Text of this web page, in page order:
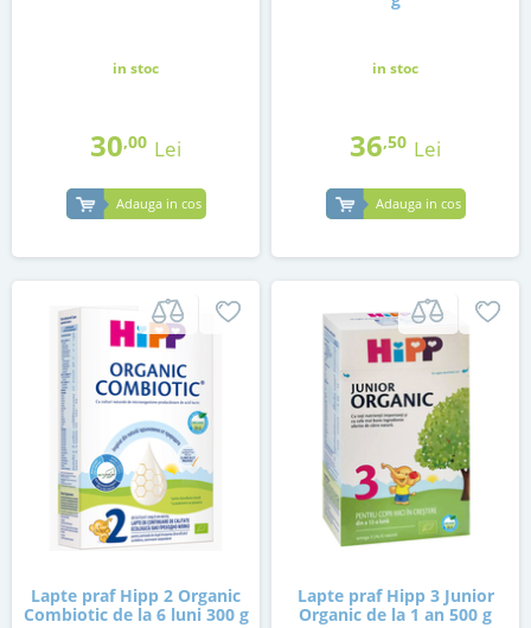
in stoc
30,00 Lei
Adauga in cos
in stoc
36,50 Lei
Adauga in cos
Lapte praf Hipp 2 Organic
Combiotic de la 6 luni 300 g
Lapte praf Hipp 3 Junior
Organic de la 1 an 500 g